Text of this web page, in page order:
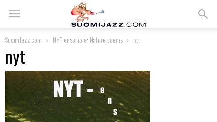
SuomiJazz.com NYT-ensemble: Nature poems nyt
nyt